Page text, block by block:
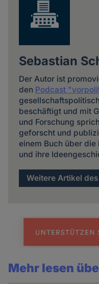
Sebastian
Der Autor ist
den Podcast
beschäftigt und mit
und Forschung
geforscht und
einem Buch über die
und ihre
Weitere Artikel
Mehr lesen